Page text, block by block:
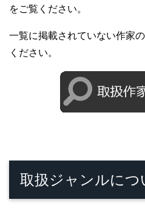
をご覧ください。
一覧に掲載されていない作家
ください。
取扱ジャンルにつ